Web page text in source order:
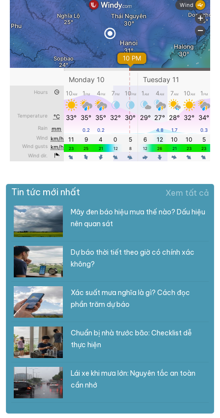
Tin tức mới nhất Xem tất cả
Mây đen báo hiệu mưa thế nào? Dấu hiệu
nên quan sát
Dự báo thời tiết theo giờ có chính xác
không?
Xác suất mưa nghĩa là gì? Cách đọc
phần trăm dự báo
Chuẩn bị nhà trước bão: Checklist dễ
thực hiện
Lái xe khi mưa lớn: Nguyên tắc an toàn
cần nhớ